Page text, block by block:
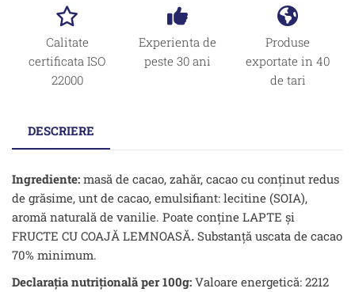
Calitate
certificata ISO
22000
Experienta de
peste 30 ani
Produse
exportate in 40
de tari
DESCRIERE
Ingrediente: masă de cacao, zahăr, cacao cu conţinut redus
de grăsime, unt de cacao, emulsifiant: lecitine (SOIA),
aromă naturală de vanilie. Poate conține LAPTE şi
FRUCTE CU COAJĂ LEMNOASĂ. Substanţă uscata de cacao
70% minimum.
Declarația nutrițională per 100g: Valoare energetică: 2212